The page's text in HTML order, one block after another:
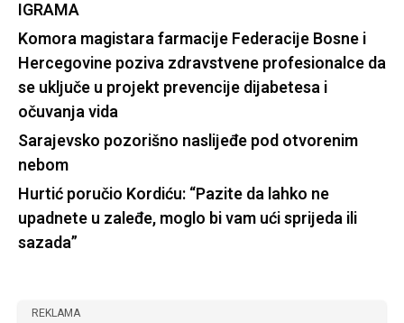
IGRAMA
Komora magistara farmacije Federacije Bosne i
Hercegovine poziva zdravstvene profesionalce da
se uključe u projekt prevencije dijabetesa i
očuvanja vida
Sarajevsko pozorišno naslijeđe pod otvorenim
nebom
Hurtić poručio Kordiću: “Pazite da lahko ne
upadnete u zaleđe, moglo bi vam ući sprijeda ili
sazada”
REKLAMA